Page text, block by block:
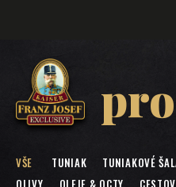
VŠE TUNIAK TUNIAKOVÉ
OLIVY
OLEJE & OCTY